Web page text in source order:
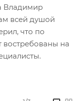
Владимир
всей душой
что по
востребованы на